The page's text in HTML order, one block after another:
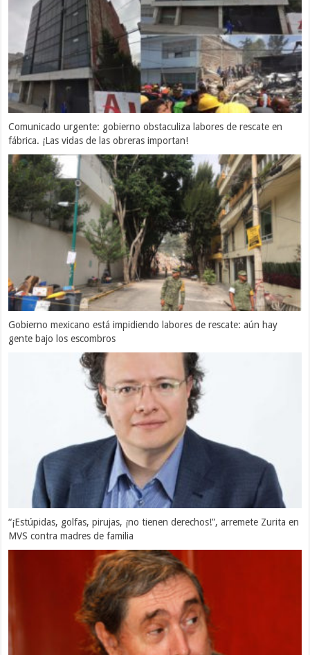
Comunicado urgente: gobierno obstaculiza labores de rescate en
fábrica. ¡Las vidas de las obreras importan!
Gobierno mexicano está impidiendo labores de rescate: aún hay
gente bajo los escombros
“¡Estúpidas, golfas, pirujas, ¡no tienen derechos!”, arremete Zurita en
MVS contra madres de familia